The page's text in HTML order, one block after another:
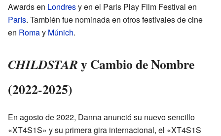
Awards en Londresy en el Paris Play Film Festival en
París. También fue nominada en otros festivales de cine
en Romay Múnich.
CHILDSTARy Cambio de Nombre
(2022-2025)
En agosto de 2022, Danna anunció su nuevo sencillo
«XT4S1S» y su primera gira internacional, el «XT4S1S